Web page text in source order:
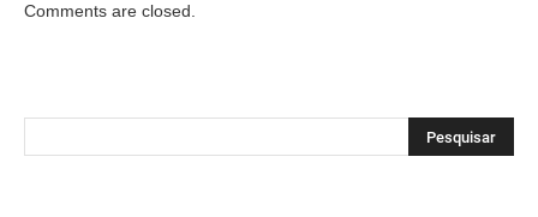
Comments are closed.